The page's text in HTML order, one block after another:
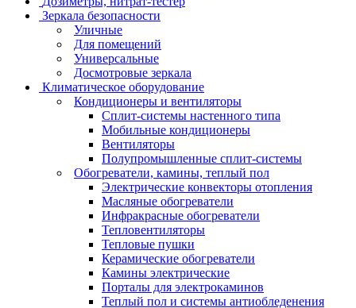
Зеркала безопасности
Уличные
Для помещений
Универсальные
Досмотровые зеркала
Климатическое оборудование
Кондиционеры и вентиляторы
Сплит-системы настенного типа
Мобильные кондиционеры
Вентиляторы
Полупромышленные сплит-системы
Обогреватели, камины, теплый пол
Электрические конвекторы отопления
Масляные обогреватели
Инфракрасные обогреватели
Тепловентиляторы
Тепловые пушки
Керамические обогреватели
Камины электрические
Порталы для электрокаминов
Теплый пол и системы антиобледенения